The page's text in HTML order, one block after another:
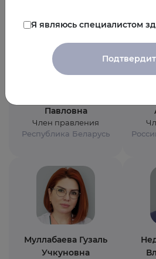
Павловна
Член правления
Республика Беларусь
Муллабаева Гузаль
Учкуновна
Я являюсь специалистом